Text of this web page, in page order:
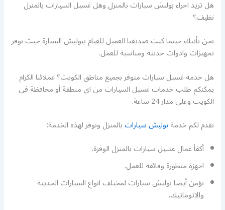
هل تريد اجراء بوليش سيارات بالمنزل وهل غسيل السيارات بالمنزل
نظيف؟
نحن نأتيك حيثما كنت صديقنا العميل للقيام ببوليش السيارة حيث نوفر
تجهيزات وادوات حديثة ومناسبة للعمل.
هل خدمة غسيل سيارات متوفر بجميع مناطق الكويت؟ عملائنا الكرام
يمكنكم طلب خدمات غسيل السيارات من اي منطقة أو محافظة في
الكويت وعلى مدار 24 ساعة.
نقدم لكم خدمةبوليش سياراتبالمنزل ونوفر لهذه الخدمة:
أكفأ عمال غسيل سيارات بالمنزل الوفرة.
اجهزة متطورة وفائقة للعمل.
نؤمن أيضا بوليش سيارات لمختلف انواع السيارات الحديثة
والاتوماتيك.